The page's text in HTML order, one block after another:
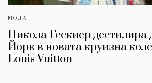
МОДА
Никола Гескиер
Йорк в новата круизна
Louis Vuitton